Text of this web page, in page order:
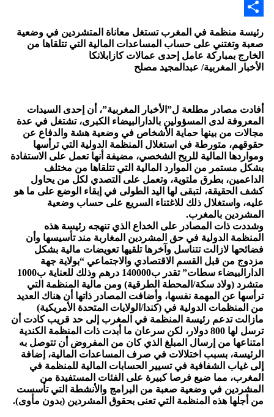
Email
رئيسة منظمة في المغرب تستغل معاناة المتشردين في وضعية
صعبة وتغتني على حساب المساعدات المالية التي تتلقاها من
الخارج بمباركة عامل إحدى عمالات كازابلانكا
الأخبار المغربية/ عبدالمجيد مصلح
أفادت مصادر مطلعة ل”الأخبار المغربية”، أن إحدى السيدات
المعروفة لدى المسؤولين بالدارالبيضاء الكبرى، تشتغل في عدة
مجالات من بينها حماية الأشخاص في وضعية هشة والدفاع عن
حقوقهم، متورطة في استغلال المنظمة الدولية التي ترأسها
ومواردها المالية للربح الشخصي، مضيفة أنها تعمل على الاستفادة
بشكل مستمر من الموارد المالية التي تتلقاها من مختلف
الداعمين، بطرق ملتوية، وتعمل على التصدي لكل من يحاول
كشف الحقيقة، لتبقى لها اليد الطولى في إبقاء الوضع على ما هو
عليه، واستغلال ذلك للاغتناء السريع على حساب وضعية
المشردين بالمغرب.
وشددت ذات المصادر على الخداع الذي تنهجه رئيسة هذه
المنظمة الدولية في حق المشردين المغاربة مند تأسيسها وأن
فضائحها لازالت تتناسل وآخرها تلقيها تعويضات مالية بشكل
مزدوج من قبل القسم الاقتصادي والاجتماعي “بولاية جهة
الدارالبيضاء سطات” تقدر ب140000 درهم وذلك للعناية ب1000
متشرد (ولاد سكة/المحطة الطرقية) ومن مالية المنظمة التي
ترأسها عن المهمة نفسها، وأضافت المصادر ذاتها أن هناك العديد
من المنظمات الدولية في (كندا/الولايات المتحدة الأمريكية)
مازالت تدعم رئيسة المنظمة في المغرب إلى حد قريب كادت أن
ترسل لها 800 دولار، لكن سرعان ما أبدت ذات المنظمة الكندية
امتناعها من إرسال المبلغ الذي كان من المفروض أن تتوصل به
الرئيسة، بسبب اختلالات في صرف المساعدات المالية، إضافة
إلى غياب الشفافية في تسيير الحسابات المالية للمنظمة في
المغرب، مما ضيع فرصا كبيرة على الفئات المستفيدة من
المشردين في وضعية صعبة من البرامج والأنشطة التي تأسست
من أجلها هذه المنظمة التي تعنى بحقوق المشردين (بدون مأوى).